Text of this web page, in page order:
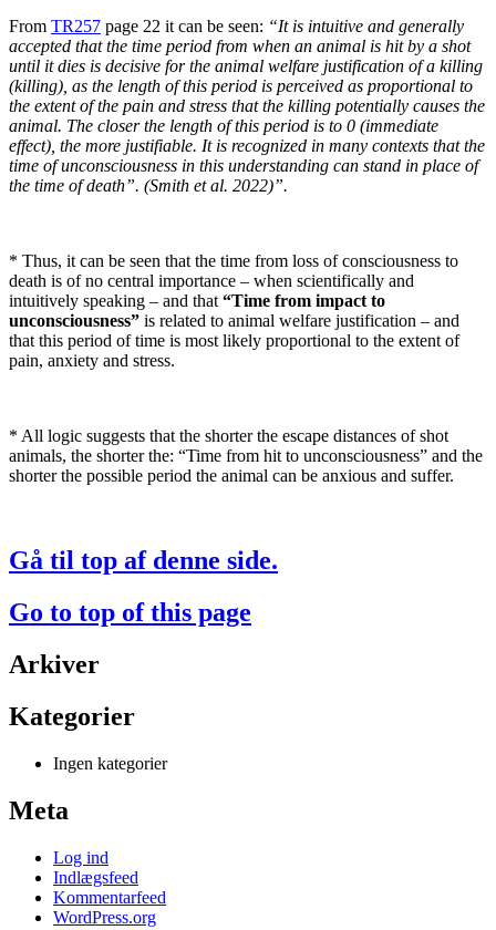
From TR257 page 22 it can be seen: “It is intuitive and generally
accepted that the time period from when an animal is hit by a shot
until it dies is decisive for the animal welfare justification of a killing
(killing), as the length of this period is perceived as proportional to
the extent of the pain and stress that the killing potentially causes the
animal. The closer the length of this period is to 0 (immediate
effect), the more justifiable. It is recognized in many contexts that the
time of unconsciousness in this understanding can stand in place of
the time of death”. (Smith et al. 2022)”.
* Thus, it can be seen that the time from loss of consciousness to
death is of no central importance – when scientifically and
intuitively speaking – and that“Time from impact to
unconsciousness” is related to animal welfare justification – and
that this period of time is most likely proportional to the extent of
pain, anxiety and stress.
* All logic suggests that the shorter the escape distances of shot
animals, the shorter the: “Time from hit to unconsciousness” and the
shorter the possible period the animal can be anxious and suffer.
Gå til top af denne side.
Go to top of this page
Arkiver
Kategorier
Ingen kategorier
Meta
Log ind
Indlægsfeed
Kommentarfeed
WordPress.org